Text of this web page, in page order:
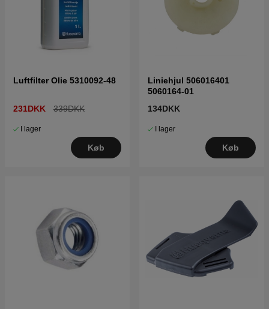
Luftfilter Olie 5310092-48
231DKK 339DKK
I lager
Køb
Liniehjul 506016401
5060164-01
134DKK
I lager
Køb